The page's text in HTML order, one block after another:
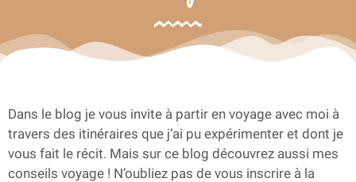
Dans le blog je vous invite à partir en voyage avec moi à
travers des itinéraires que j’ai pu expérimenter et dont je
vous fait le récit. Mais sur ce blog découvrez aussi mes
conseils voyage ! N’oubliez pas de vous inscrire à la